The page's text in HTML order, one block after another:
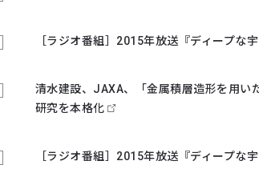
［ラジオ番組］2015年放送『ディープな
清水建設、JAXA、「金属積層造形を用い
研究を本格化
［ラジオ番組］2015年放送『ディープな